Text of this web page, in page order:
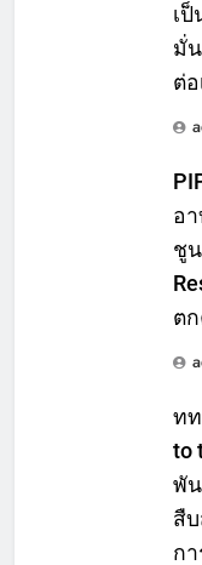
เ
มั่
ต่อ
อ
ชู
ต
ท
to
พัน
สื
ก